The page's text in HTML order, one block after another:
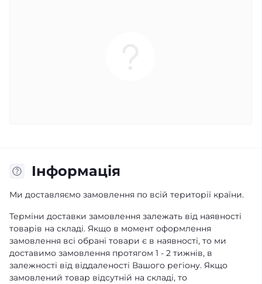
Iнформація
Ми доставляємо замовлення по всій території країни.
Терміни доставки замовлення залежать від наявності
товарів на складі. Якщо в момент оформлення
замовлення всі обрані товари є в наявності, то ми
доставимо замовлення протягом 1 - 2 тижнів, в
залежності від віддаленості Вашого регіону. Якщо
замовлений товар відсутній на складі, то